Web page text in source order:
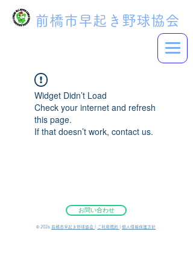
前橋市早起き野球協会
Widget Didn’t Load
Check your internet and refresh
this page.
If that doesn’t work, contact us.
お問い合わせ
©︎ 2026 前橋市早起き野球協会 ご利用規約 個人情報保護方針